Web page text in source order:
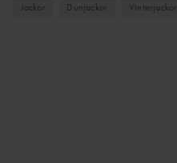
Jackor Dunjackor Vinterjackor